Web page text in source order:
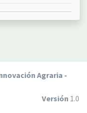
Agraria -
Versión 1.0